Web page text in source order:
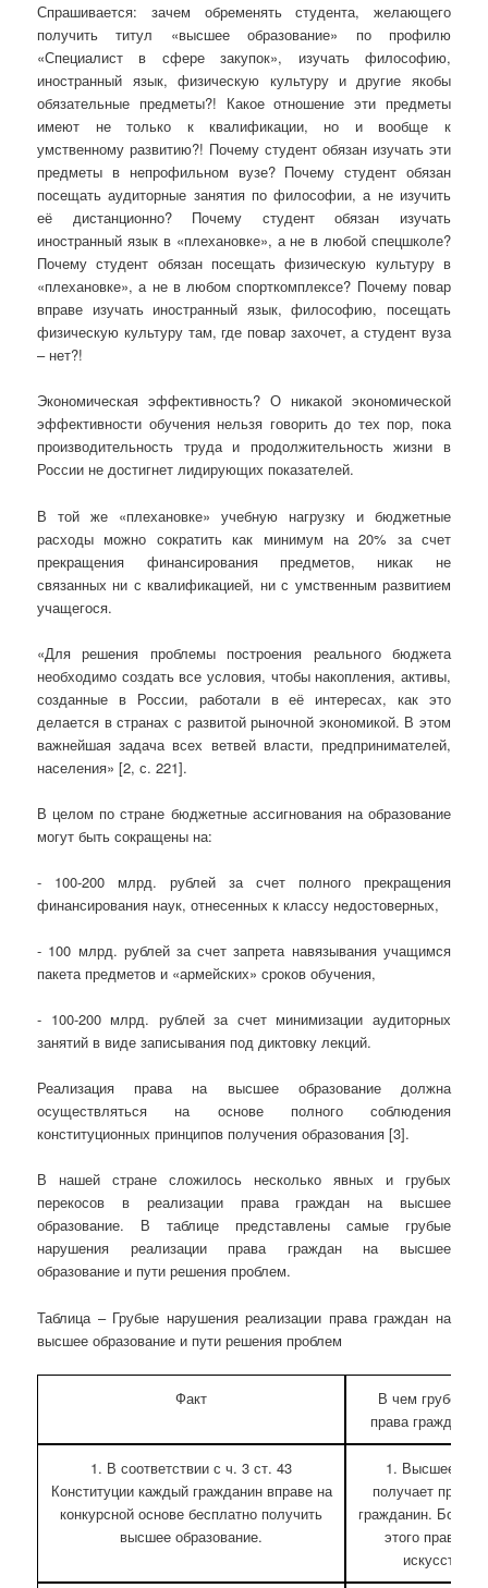
Спрашивается: зачем обременять студента, желающего
получить титул «высшее образование» по профилю
«Специалист в сфере закупок», изучать философию,
иностранный язык, физическую культуру и другие якобы
обязательные предметы?! Какое отношение эти предметы
имеют не только к квалификации, но и вообще к
умственному развитию?! Почему студент обязан изучать эти
предметы в непрофильном вузе? Почему студент обязан
посещать аудиторные занятия по философии, а не изучить
её дистанционно? Почему студент обязан изучать
иностранный язык в «плехановке», а не в любой спецшколе?
Почему студент обязан посещать физическую культуру в
«плехановке», а не в любом спорткомплексе? Почему повар
вправе изучать иностранный язык, философию, посещать
физическую культуру там, где повар захочет, а студент вуза
– нет?!
Экономическая эффективность? О никакой экономической
эффективности обучения нельзя говорить до тех пор, пока
производительность труда и продолжительность жизни в
России не достигнет лидирующих показателей.
В той же «плехановке» учебную нагрузку и бюджетные
расходы можно сократить как минимум на 20% за счет
прекращения финансирования предметов, никак не
связанных ни с квалификацией, ни с умственным развитием
учащегося.
«Для решения проблемы построения реального бюджета
необходимо создать все условия, чтобы накопления, активы,
созданные в России, работали в её интересах, как это
делается в странах с развитой рыночной экономикой. В этом
важнейшая задача всех ветвей власти, предпринимателей,
населения» [2, с. 221].
В целом по стране бюджетные ассигнования на образование
могут быть сокращены на:
- 100-200 млрд. рублей за счет полного прекращения
финансирования наук, отнесенных к классу недостоверных,
- 100 млрд. рублей за счет запрета навязывания учащимся
пакета предметов и «армейских» сроков обучения,
- 100-200 млрд. рублей за счет минимизации аудиторных
занятий в виде записывания под диктовку лекций.
Реализация права на высшее образование должна
осуществляться на основе полного соблюдения
конституционных принципов получения образования [3].
В нашей стране сложилось несколько явных и грубых
перекосов в реализации права граждан на высшее
образование. В таблице представлены самые грубые
нарушения реализации права граждан на высшее
образование и пути решения проблем.
Таблица – Грубые нарушения реализации права граждан на
высшее образование и пути решения проблем
Факт
В чем грубое
права граждан
1. В соответствии с ч. 3 ст. 43
Конституции каждый гражданин вправе на
конкурсной основе бесплатно получить
высшее образование.
1. Высшее
получает
гражданин.
этого права с